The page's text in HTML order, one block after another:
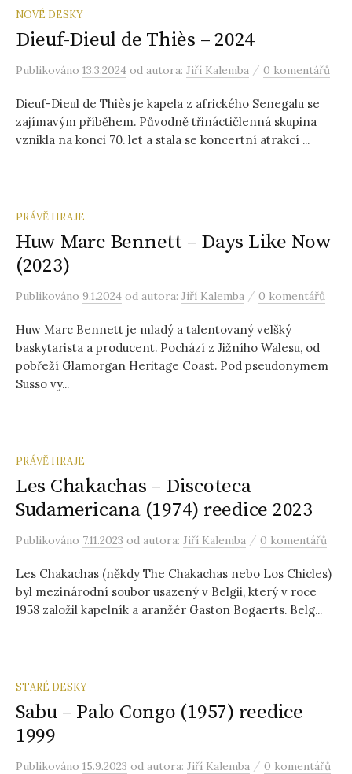
NOVÉ DESKY
Dieuf-Dieul de Thiès – 2024
Publikováno 13.3.2024 od autora: Jiří Kalemba / 0 komentářů
Dieuf-Dieul de Thiès je kapela z afrického Senegalu se
zajímavým příběhem. Původně třináctičlenná skupina
vznikla na konci 70. let a stala se koncertní atrakcí ...
PRÁVĚ HRAJE
Huw Marc Bennett – Days Like Now
(2023)
Publikováno 9.1.2024 od autora: Jiří Kalemba / 0 komentářů
Huw Marc Bennett je mladý a talentovaný velšký
baskytarista a producent. Pochází z Jižního Walesu, od
pobřeží Glamorgan Heritage Coast. Pod pseudonymem
Susso vy...
PRÁVĚ HRAJE
Les Chakachas – Discoteca
Sudamericana (1974) reedice 2023
Publikováno 7.11.2023 od autora: Jiří Kalemba / 0 komentářů
Les Chakachas (někdy The Chakachas nebo Los Chicles)
byl mezinárodní soubor usazený v Belgii, který v roce
1958 založil kapelník a aranžér Gaston Bogaerts. Belg...
STARÉ DESKY
Sabu – Palo Congo (1957) reedice
1999
Publikováno 15.9.2023 od autora: Jiří Kalemba / 0 komentářů